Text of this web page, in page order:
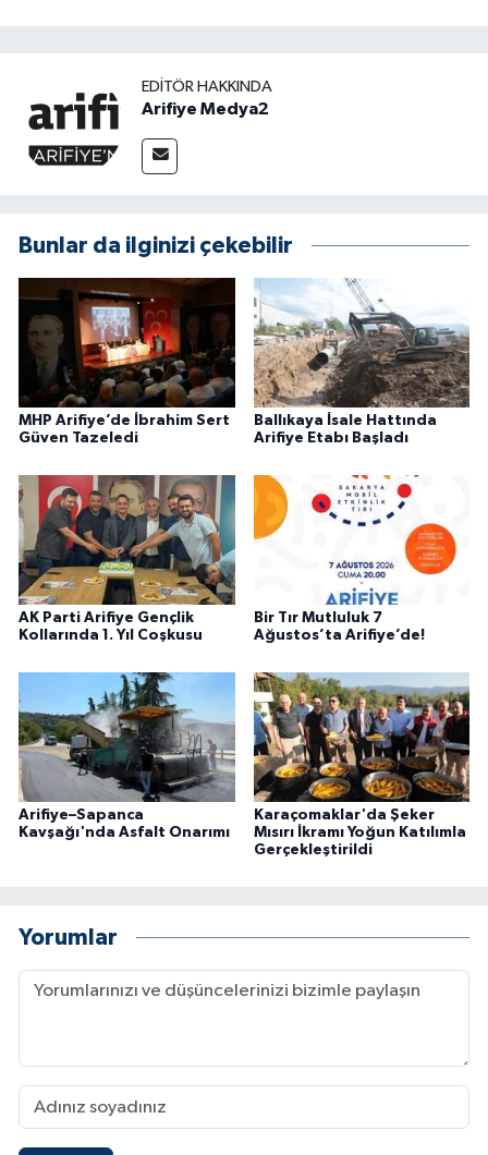
EDITÖR HAKKINDA
Arifiye Medya2
Bunlar da ilginizi çekebilir
MHP Arifiye’de İbrahim Sert
Güven Tazeledi
Ballıkaya İsale Hattında
Arifiye Etabı Başladı
AK Parti Arifiye Gençlik
Kollarında 1. Yıl Coşkusu
Bir Tır Mutluluk 7
Ağustos’ta Arifiye’de!
Arifiye–Sapanca
Kavşağı'nda Asfalt Onarımı
Karaçomaklar'da Şeker
Mısırı İkramı Yoğun Katılımla
Gerçekleştirildi
Yorumlar